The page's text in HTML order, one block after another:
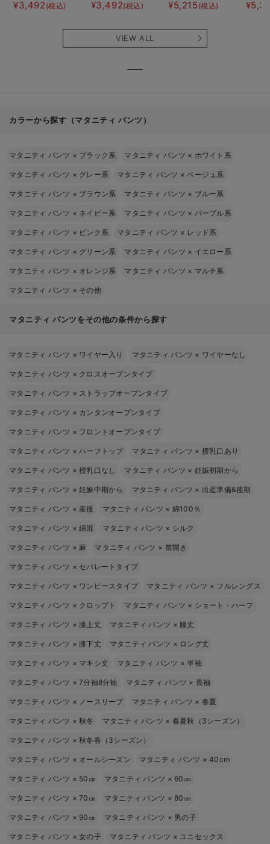
ネグリジェ マタ
¥3,492 (税込)
ピース マタニテ
も長く使える】
¥3,492(税込)
ミソール
¥5,215 (税込)
ェー
VIEW ALL
カラーから探す（マタニティ パンツ）
マタニティ パンツ × ブラック系 マタニティ パンツ × ホワイト系
マタニティ パンツ × グレー系 マタニティ パンツ ×ベージュ系
マタニティ パンツ × ブラウン系 マタニティ パンツ × ブルー系
マタニティ パンツ × ネイビー系 マタニティ パンツ × パープル系
マタニティ パンツ × ピンク系 マタニティ パンツ × レッド系
マタニティ パンツ × グリーン系 マタニティ パンツ × イエロー系
マタニティ パンツ × オレンジ系 マタニティ パンツ × マルチ系
マタニティ パンツ × その他
マタニティ パンツをその他の条件から探す
マタニティ パンツ × ワイヤー入り マタニティ パンツ × ワイヤーなし
マタニティ パンツ × クロスオープンタイプ
マタニティ パンツ × ストラップオープンタイプ
マタニティ パンツ × カンタンオープンタイプ
マタニティ パンツ × フロントオープンタイプ
マタニティ パンツ × ハーフトップ マタニティ パンツ × 授乳口あり
マタニティ パンツ ×授乳口なし マタニティ パンツ × 妊娠初期から
マタニティ パンツ ×妊娠中期から マタニティ パンツ × 出産準備&後期
マタニティ パンツ × 産後 マタニティ パンツ × 綿100％
マタニティ パンツ ×綿混 マタニティ パンツ × シルク
マタニティ パンツ × 麻 マタニティ パンツ × 前開き
マタニティ パンツ × セパレートタイプ
マタニティ パンツ × ワンピースタイプ マタニティ パンツ × フルレングス
マタニティ パンツ × クロップト マタニティ パンツ × ショート・ハーフ
マタニティ パンツ × 膝上丈 マタニティ パンツ × 膝丈
マタニティ パンツ × 膝下丈 マタニティ パンツ × ロング丈
マタニティ パンツ × マキシ丈 マタニティ パンツ ×半袖
マタニティ パンツ ×7分袖8分袖 マタニティ パンツ × 長袖
マタニティ パンツ × ノースリーブ マタニティ パンツ × 春夏
マタニティ パンツ ×秋冬 マタニティ パンツ × 春夏秋（3シーズン）
マタニティ パンツ ×秋冬春（3シーズン）
マタニティ パンツ × オールシーズン マタニティ パンツ ×40cm
マタニティ パンツ × 50㎝ マタニティ パンツ × 60㎝
マタニティ パンツ ×70㎝ マタニティ パンツ × 80㎝
マタニティ パンツ × 90㎝ マタニティ パンツ × 男の子
マタニティ パンツ ×女の子 マタニティ パンツ × ユニセックス